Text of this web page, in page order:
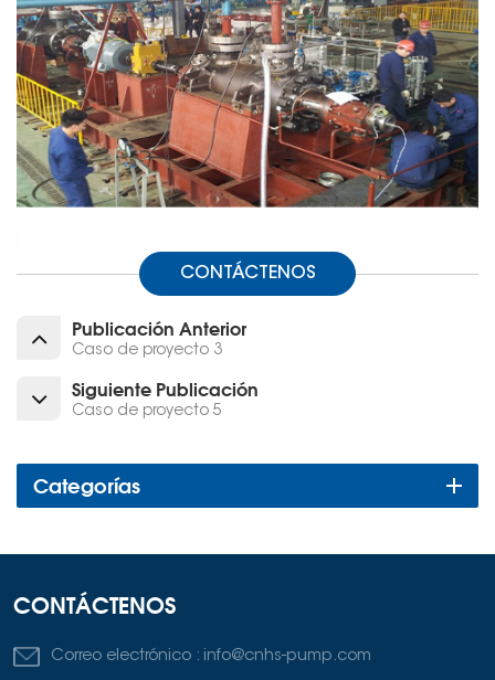
CONTÁCTENOS
Publicación Anterior
Caso de proyecto 3
Siguiente Publicación
Caso de proyecto 5
Categorías
CONTÁCTENOS
Correo electrónico : info@cnhs-pump.com